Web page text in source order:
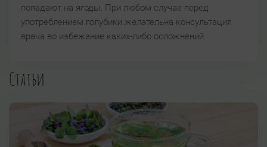
попадают на ягоды. При любом случае перед
употреблением голубики желательна консультация
врача во избежание каких-либо осложнений.
Статьи